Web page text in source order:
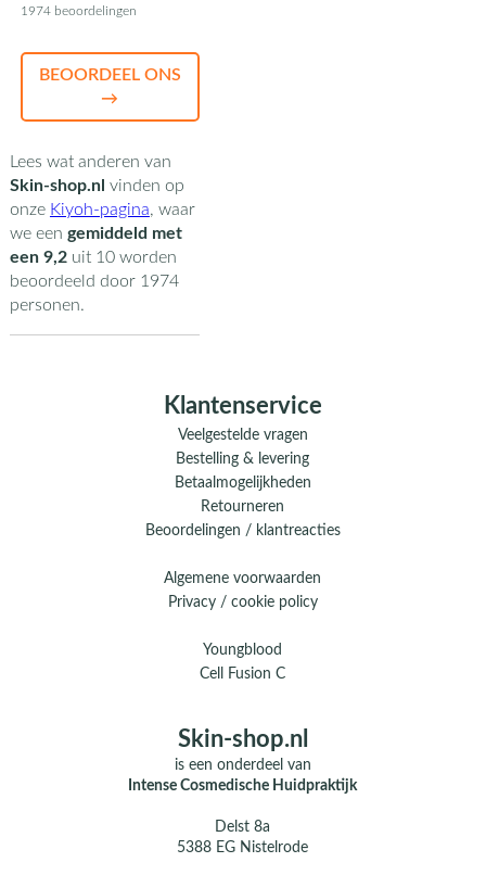
1974 beoordelingen
BEOORDEEL ONS
→
Lees wat anderen van
Skin-shop.nl vinden op
onze Kiyoh-pagina, waar
we een gemiddeld met
een 9,2uit 10worden
beoordeeld door 1974
personen.
Klantenservice
Veelgestelde vragen
Bestelling & levering
Betaalmogelijkheden
Retourneren
Beoordelingen / klantreacties
Algemene voorwaarden
Privacy / cookie policy
Youngblood
Cell Fusion C
Skin-shop.nl
is een onderdeel van
Intense Cosmedische Huidpraktijk
Delst 8a
5388 EG Nistelrode